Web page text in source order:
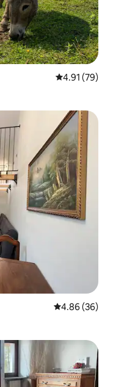
평점 4.91점
4.91 (79)
평점 4.86점(5
4.86 (36)